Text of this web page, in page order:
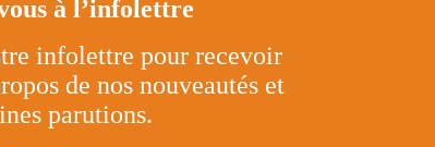
à l’infolettre
infolettre pour recevoir
de nos nouveautés et
parutions.